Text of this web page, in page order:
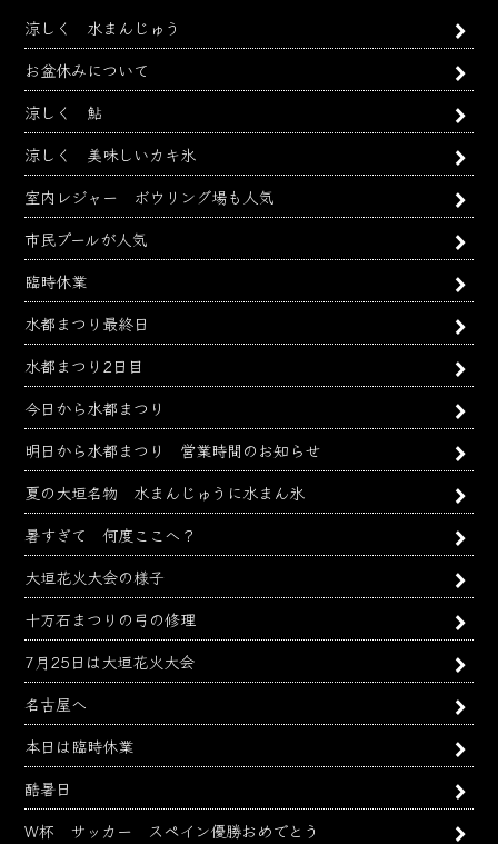
イ
ブ
涼しく 水まんじゅう
お盆休みについて
涼しく 鮎
涼しく 美味しいカキ氷
室内レジャー ボウリング場も人気
市民プールが人気
臨時休業
水都まつり最終日
水都まつり2日目
今日から水都まつり
明日から水都まつり 営業時間のお知らせ
夏の大垣名物 水まんじゅうに水まん氷
暑すぎて 何度ここへ？
大垣花火大会の様子
十万石まつりの弓の修理
7月25日は大垣花火大会
名古屋へ
本日は臨時休業
酷暑日
W杯 サッカー スペイン優勝おめでとう